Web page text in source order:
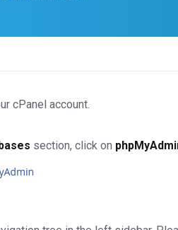
cPanel account.
section, click on